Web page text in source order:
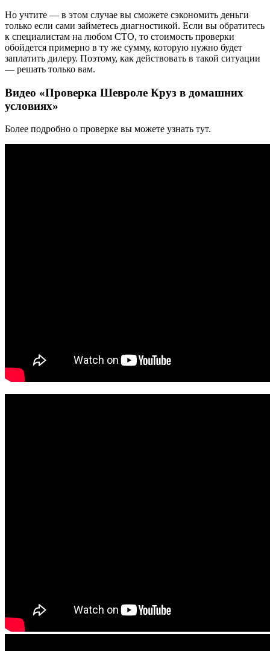
Но учтите — в этом случае вы сможете сэкономить деньги
только если сами займетесь диагностикой. Если вы обратитесь
к специалистам на любом СТО, то стоимость проверки
обойдется примерно в ту же сумму, которую нужно будет
заплатить дилеру. Поэтому, как действовать в такой ситуации
— решать только вам.
Видео «Проверка Шевроле Круз в домашних
условиях»
Более подробно о проверке вы можете узнать тут.